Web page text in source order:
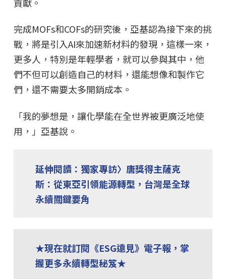
完成MOFs和COFs的研究後，亞基認為接下來的挑
戰，將是引入AI來加速新材料的發現，這樣一來，
更多人，特別是年輕學者，就可以參與其中，他
們不但可以創造自己的材料，還能想像和製作它
們，還不需要太多開銷成本。
「我的夢想是，讓化學能在全世界被更廣泛地使
用，」亞基說。
延伸閱讀：獨家專訪〉唐獎得主薩克
斯：從東亞引領能源轉型，台灣是全球
永續關鍵要角
★現在就訂閱《ESG遠見》電子報，掌
握更多永續轉型秘笈★